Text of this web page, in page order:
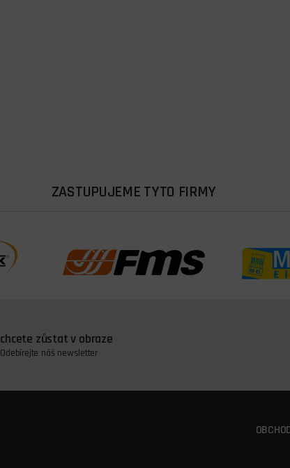
ZASTUPUJEME TYTO FIRMY
chcete zůstat v obraze
Odebírejte náš newsletter